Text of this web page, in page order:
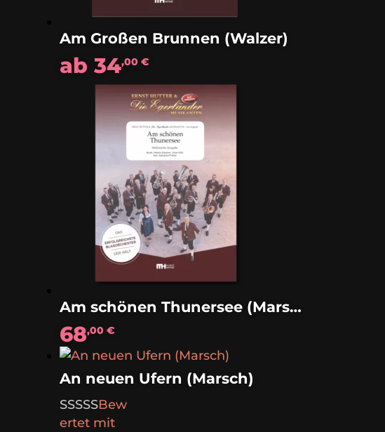
Am Großen Brunnen (Walzer)
ab34,00€
Am schönen Thunersee (Marsch)
68,00€
An neuen Ufern (Marsch)
Bew
ertet mit